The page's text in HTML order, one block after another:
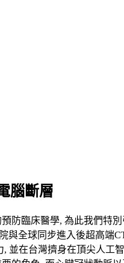
腦斷層
防臨床醫學, 為此我們特
與全球同步進入後超高端
並在台灣擠身在頂尖人工